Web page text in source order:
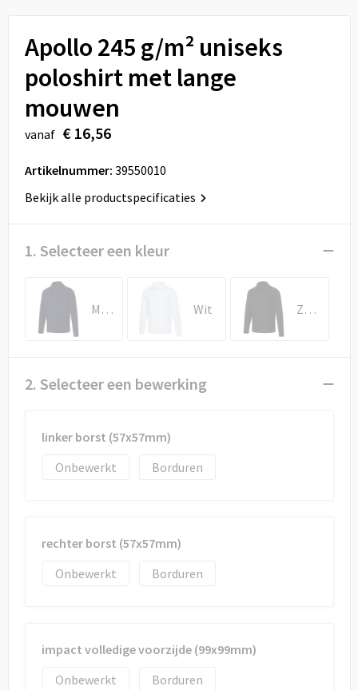
Veiligheid, Auto en Fiets
Vrije tijd en Strand
Feestartikelen
Aanstekers
Rugzakken
Schoenentassen
Schoudertassen
Sporttassen
Tablettassen
Toilettassen
Autotassen
Reistassensets
Strandtassen
Apollo 245 g/m² uniseks
poloshirt met lange
mouwen
vanaf € 16,56
Artikelnummer: 39550010
Bekijk alle productspecificaties
1. Selecteer een kleur
Marineblauw Wit Zwart
2. Selecteer een bewerking
linker borst (57x57mm)
Onbewerkt
Borduren
rechter borst (57x57mm)
Onbewerkt
Borduren
impact volledige voorzijde (99x99mm)
Onbewerkt
Borduren